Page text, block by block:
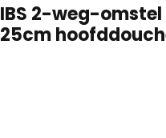
IBS 2-weg-
25cm